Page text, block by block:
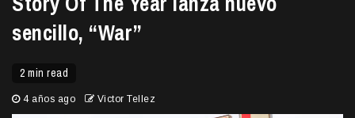
sencillo, “War”
2 min read
4 años ago Victor Tellez